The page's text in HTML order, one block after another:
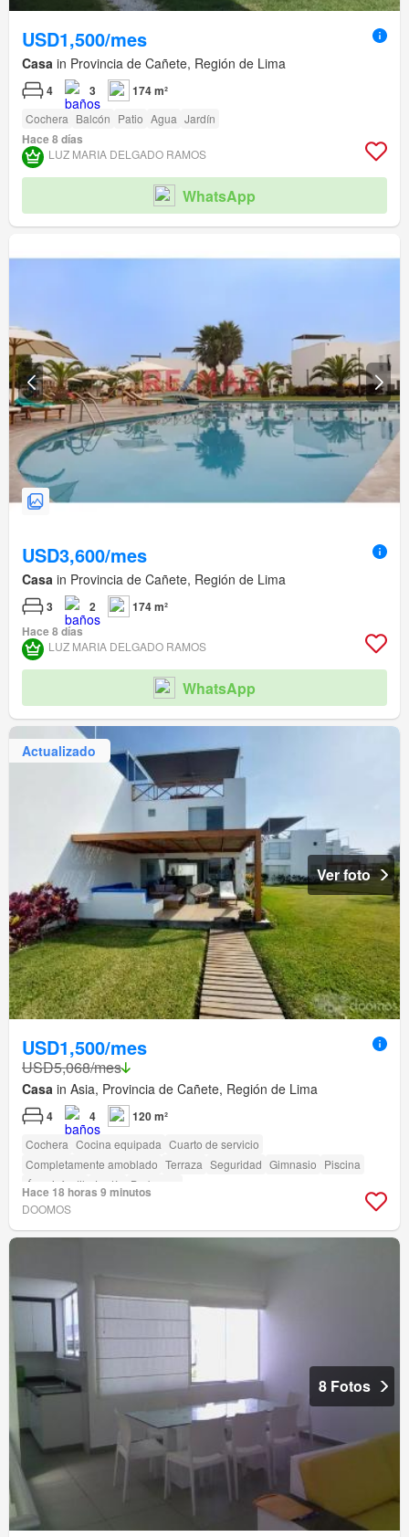
USD1,500/mes
Casa in Provincia de Cañete, Región de Lima
4 3 174 m²
Cochera Balcón Patio Agua Jardín
Hace 8 días
LUZ MARIA DELGADO RAMOS
WhatsApp
USD3,600/mes
Casa in Provincia de Cañete, Región de Lima
3 2
174 m²
Hace 8 días
LUZ MARIA DELGADO RAMOS
WhatsApp
Actualizado
Ver foto
USD1,500/mes
USD5,068/mes
Casa in Asia, Provincia de Cañete, Región de Lima
4 4 120 m²
Cochera Cocina equipada Cuarto de servicio
Completamente amoblado Terraza Seguridad Gimnasio Piscina
Área infantil
Jardín Barbacoa
Hace 18 horas 9 minutos
DOOMOS
8 Fotos